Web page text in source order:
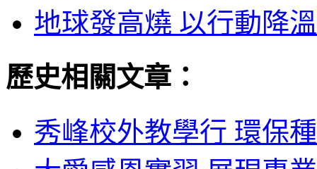
地球發高燒 以行動降
歷史相關文章：
秀峰校外教學行 環保